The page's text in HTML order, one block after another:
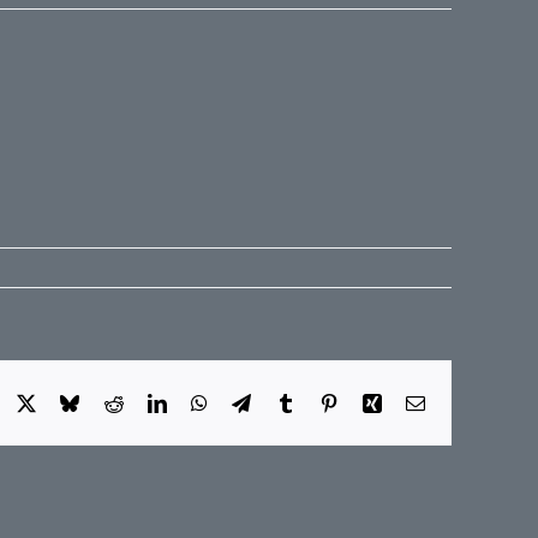
Facebook BlueskyRedditLinkedInWhatsApp
TelegramTumblr PinterestXing E-